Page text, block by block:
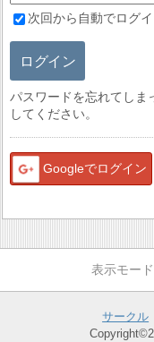
次回から自動でログ
ログイン
パスワードを忘れてしま
してください。
Googleでログイン
サークル